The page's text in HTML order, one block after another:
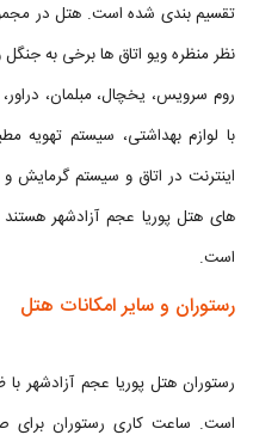
نظر منظره ویو اتاق ها برخی به
روم سرویس، یخچال، مبلمان،
با لوازم بهداشتی، سیستم تهویه
اینترنت در اتاق و سیستم گرمایش
های هتل پوریا عجم آزادشهر
است.
رستوران و سایر امکانات هتل